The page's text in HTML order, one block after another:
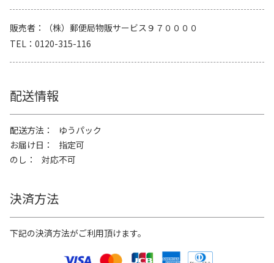
販売者
（株）郵便局物販サービス９７００００
TEL
0120-315-116
配送情報
配送方法
ゆうパック
お届け日
指定可
のし
対応不可
決済方法
下記の決済方法がご利用頂けます。